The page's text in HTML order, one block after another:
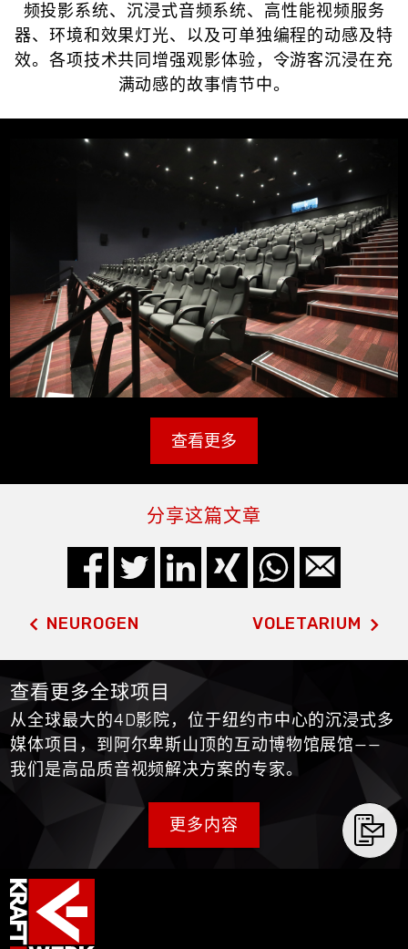
频投影系统、沉浸式音频系统、高性能视频服务
器、环境和效果灯光、以及可单独编程的动感及特
效。各项技术共同增强观影体验，令游客沉浸在充
满动感的故事情节中。
查看更多
分享这篇文章
NEUROGEN VOLETARIUM
查看更多全球项目
从全球最大的4D影院，位于纽约市中心的沉浸式多
媒体项目，到阿尔卑斯山顶的互动博物馆展馆——
我们是高品质音视频解决方案的专家。
更多内容